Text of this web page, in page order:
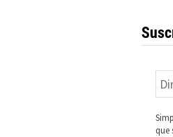
que